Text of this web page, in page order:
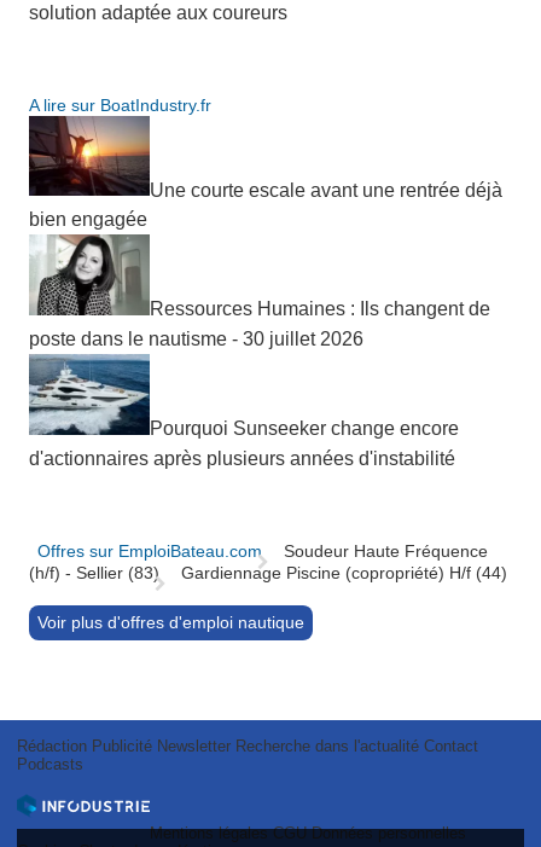
solution adaptée aux coureurs
A lire sur BoatIndustry.fr
Une courte escale avant une rentrée déjà
bien engagée
Ressources Humaines : Ils changent de
poste dans le nautisme - 30 juillet 2026
Pourquoi Sunseeker change encore
d'actionnaires après plusieurs années d'instabilité
Offres sur EmploiBateau.com
Soudeur Haute Fréquence
(h/f) - Sellier (83)
Gardiennage Piscine (copropriété) H/f (44)
Voir plus d'offres d'emploi nautique
Rédaction Publicité Newsletter Recherche dans l'actualité Contact
Podcasts
Mentions légales CGU Données personnelles